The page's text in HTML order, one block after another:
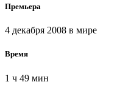
Премьера
4 декабря 2008 в мире
Время
1 ч 49 мин